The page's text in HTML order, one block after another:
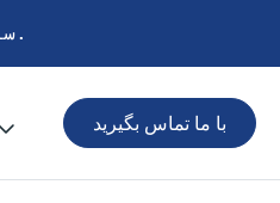
سازمان تراکت انجیل و انجمن کتاب مقدس به اشتراک‌گذاری پیام نجات از طریق صفحه چاپی اختصاص دارد.
با ما تماس بگیرید